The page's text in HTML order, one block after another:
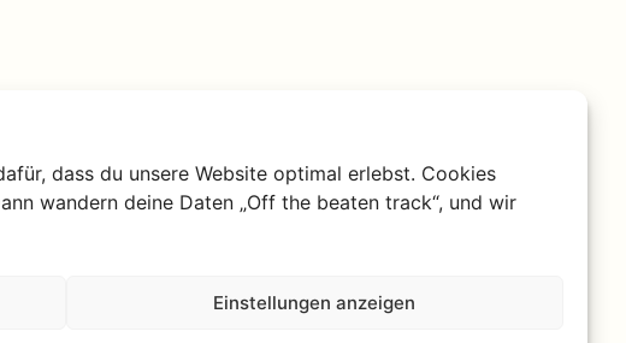
dass du unsere Website optimal erlebst. Cookies
wandern deine Daten „Off the beaten track“, und wir
Einstellungen anzeigen